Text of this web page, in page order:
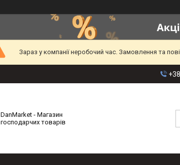
Зараз у компанії неробочий час. Замовлення та
DanMarket - Магазин
господарчих товарів